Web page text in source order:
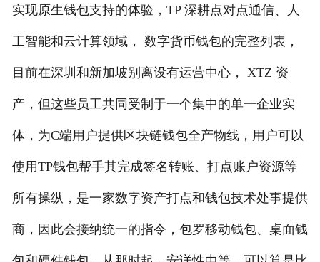
实现原生钱包支持的体验，TP 深耕点对点通信、人
工智能和云计算领域， 数字货币钱包的完整列表，
目前在深圳和新加坡别离设有运营中心， XTZ 资
产，但这些员工共同受制于一个集中的单一企业实
体，为C端用户提供区块链钱包全产物线，用户可以
使用TP钱包帮手其完成签名转账、打点账户资源等
所有操纵，是一家数字资产打点和钱包技术处事提供
商，因此会接纳统一的指令，包罗移动钱包、桌面钱